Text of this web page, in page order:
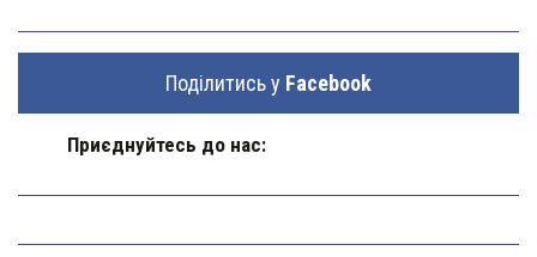
Поділитись у Facebook
Приєднуйтесь до нас: